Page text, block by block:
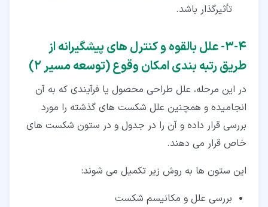
تأثیرگذار باشد.
۴‏-‏۳‏- علل بالقوه و کنترل های پیشگیرانه از
طریق رتبه بندی امکان وقوع (توسعه مسیر 2)
در این مرحله، علل طراحی محصول یا فرآیندی که به آن
انجامیده و همچنین علل شکست های گذشته را مورد
بررسی قرار داده و آن را در جدول و در ستون شکست های
خاص قرار می دهند.
این ستون ها به روش زیر تکمیل می شوند:
بررسی علل و مکانیسم شکست